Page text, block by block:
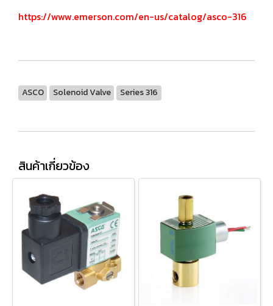
https://www.emerson.com/en-us/catalog/asco-316
ASCO Solenoid Valve Series 316
สินค้าเกี่ยวข้อง